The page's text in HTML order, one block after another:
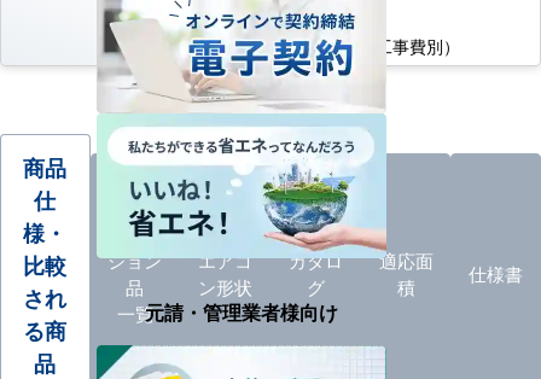
AC特別価格
185,900 円（税込・工事費別）
商品
仕
様・
比較
され
る商
品
オプ
ション
品
一覧
エアコ
ン形状
カタロ
グ
適応面
積
仕様書
元請・管理業者様向け